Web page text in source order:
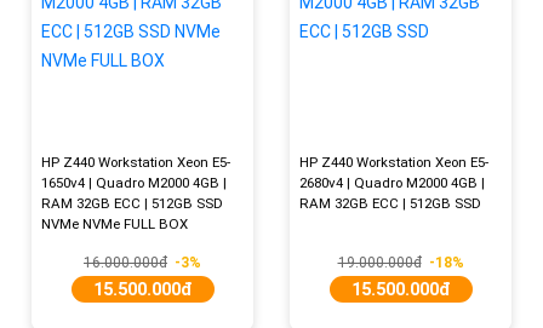
HP Z440 Workstation Xeon E5-
1650v4 | Quadro M2000 4GB |
RAM 32GB ECC | 512GB SSD
NVMe NVMe FULL BOX
16.000.000đ -3%
15.500.000đ
HP Z440 Workstation Xeon E5-
2680v4 | Quadro M2000 4GB |
RAM 32GB ECC | 512GB SSD
19.000.000đ-18%
15.500.000đ